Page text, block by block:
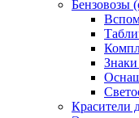
Бензовозы
Красители